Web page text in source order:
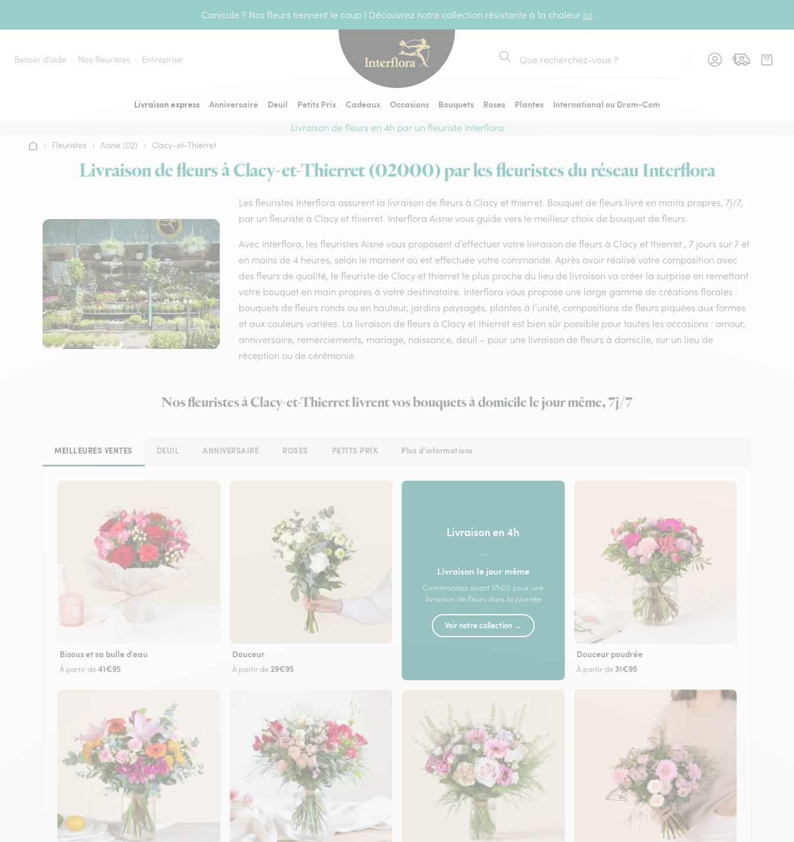
Canicule ? Nos fleurs tiennent le coup ! Découvrez notre collection résistante à la chaleur ici
Besoin d’aide Nos fleuristes Entreprise
Rechercher
Livraison express Anniversaire Deuil Petits Prix Cadeaux Occasions Bouquets Roses Plantes
International ou Drom-Com
Livraison de fleurs en 4h par un fleuriste Interflora
Accueil
› Fleuristes › Aisne (02) › Clacy-et-Thierret
Livraison de fleurs à Clacy-et-Thierret (02000) par les fleuristes du réseau Interflora
Les fleuristes Interflora assurent la livraison de fleurs à Clacy et thierret. Bouquet de fleurs livré en mains propres, 7j/7,
par un fleuriste à Clacy et thierret. Interflora Aisne vous guide vers le meilleur choix de bouquet de fleurs.
Avec Interflora, les fleuristes Aisne vous proposent d’effectuer votre livraison de fleurs à Clacy et thierret , 7 jours sur 7 et
en moins de 4 heures, selon le moment où est effectuée votre commande. Après avoir réalisé votre composition avec
des fleurs de qualité, le fleuriste de Clacy et thierret le plus proche du lieu de livraison va créer la surprise en remettant
votre bouquet en main propres à votre destinataire. Interflora vous propose une large gamme de créations florales :
bouquets de fleurs ronds ou en hauteur, jardins paysagés, plantes à l’unité, compositions de fleurs piquées aux formes
et aux couleurs variées. La livraison de fleurs à Clacy et thierret est bien sûr possible pour toutes les occasions : amour,
anniversaire, remerciements, mariage, naissance, deuil – pour une livraison de fleurs à domicile, sur un lieu de
réception ou de cérémonie.
Nos fleuristes à Clacy-et-Thierret livrent vos bouquets à domicile le jour même, 7j/7
MEILLEURES VENTES DEUIL ANNIVERSAIRE ROSES PETITS PRIX Plus d'informations
Bisous et sa bulle d'eau
À partir de41€95
Douceur
À partir de 29€95
Livraison en 4h
—
Livraison le jour même
Commandez avant 17h00 pour une
livraison de fleurs dans la journée
Voir notre collection →
Douceur poudrée
À partir de 31€95